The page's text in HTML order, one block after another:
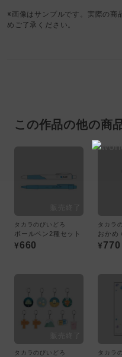
※画像はサンプルです。実際の商
めご了承ください。
この作品の他の商
タカラのびいどろ
ボールペン2種セット
¥660
タカラ
¥770
タカラのびいどろ タカラ